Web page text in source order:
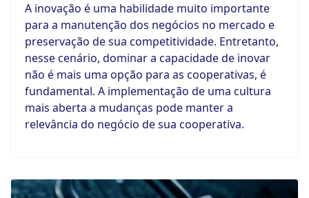
A inovação é uma habilidade muito importante
para a manutenção dos negócios no mercado e
preservação de sua competitividade. Entretanto,
nesse cenário, dominar a capacidade de inovar
não é mais uma opção para as cooperativas, é
fundamental. A implementação de uma cultura
mais aberta a mudanças pode manter a
relevância do negócio de sua cooperativa.